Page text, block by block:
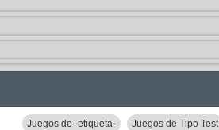
Juegos de -etiqueta- Juegos de Tipo Test